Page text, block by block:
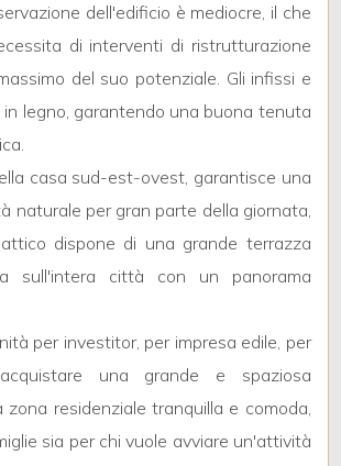
dell'edificio è mediocre, il che
di interventi di ristrutturazione
del suo potenziale. Gli infissi e
legno, garantendo una buona tenuta
casa sud-est-ovest, garantisce una
naturale per gran parte della giornata,
dispone di una grande terrazza
sull'intera città con un panorama
per investitor, per impresa edile, per
una grande e spaziosa
zona residenziale tranquilla e comoda,
sia per chi vuole avviare un'attività